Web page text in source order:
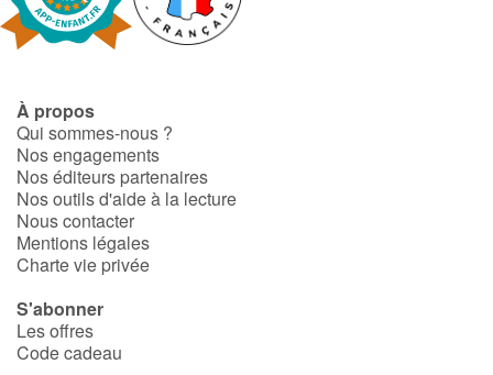
Fable, mythe, littérature et poésie
Ogres, monstres et sorcières
Héroïnes et héros
Écologie, nature, saisons
Les animaux
Voyage, épopée, enquête, aventure
À propos
Qui sommes-nous ?
Nos engagements
Nos éditeurs partenaires
Nos outils d'aide à la lecture
Nous contacter
Mentions légales
Charte vie privée
S'abonner
Les offres
Code cadeau